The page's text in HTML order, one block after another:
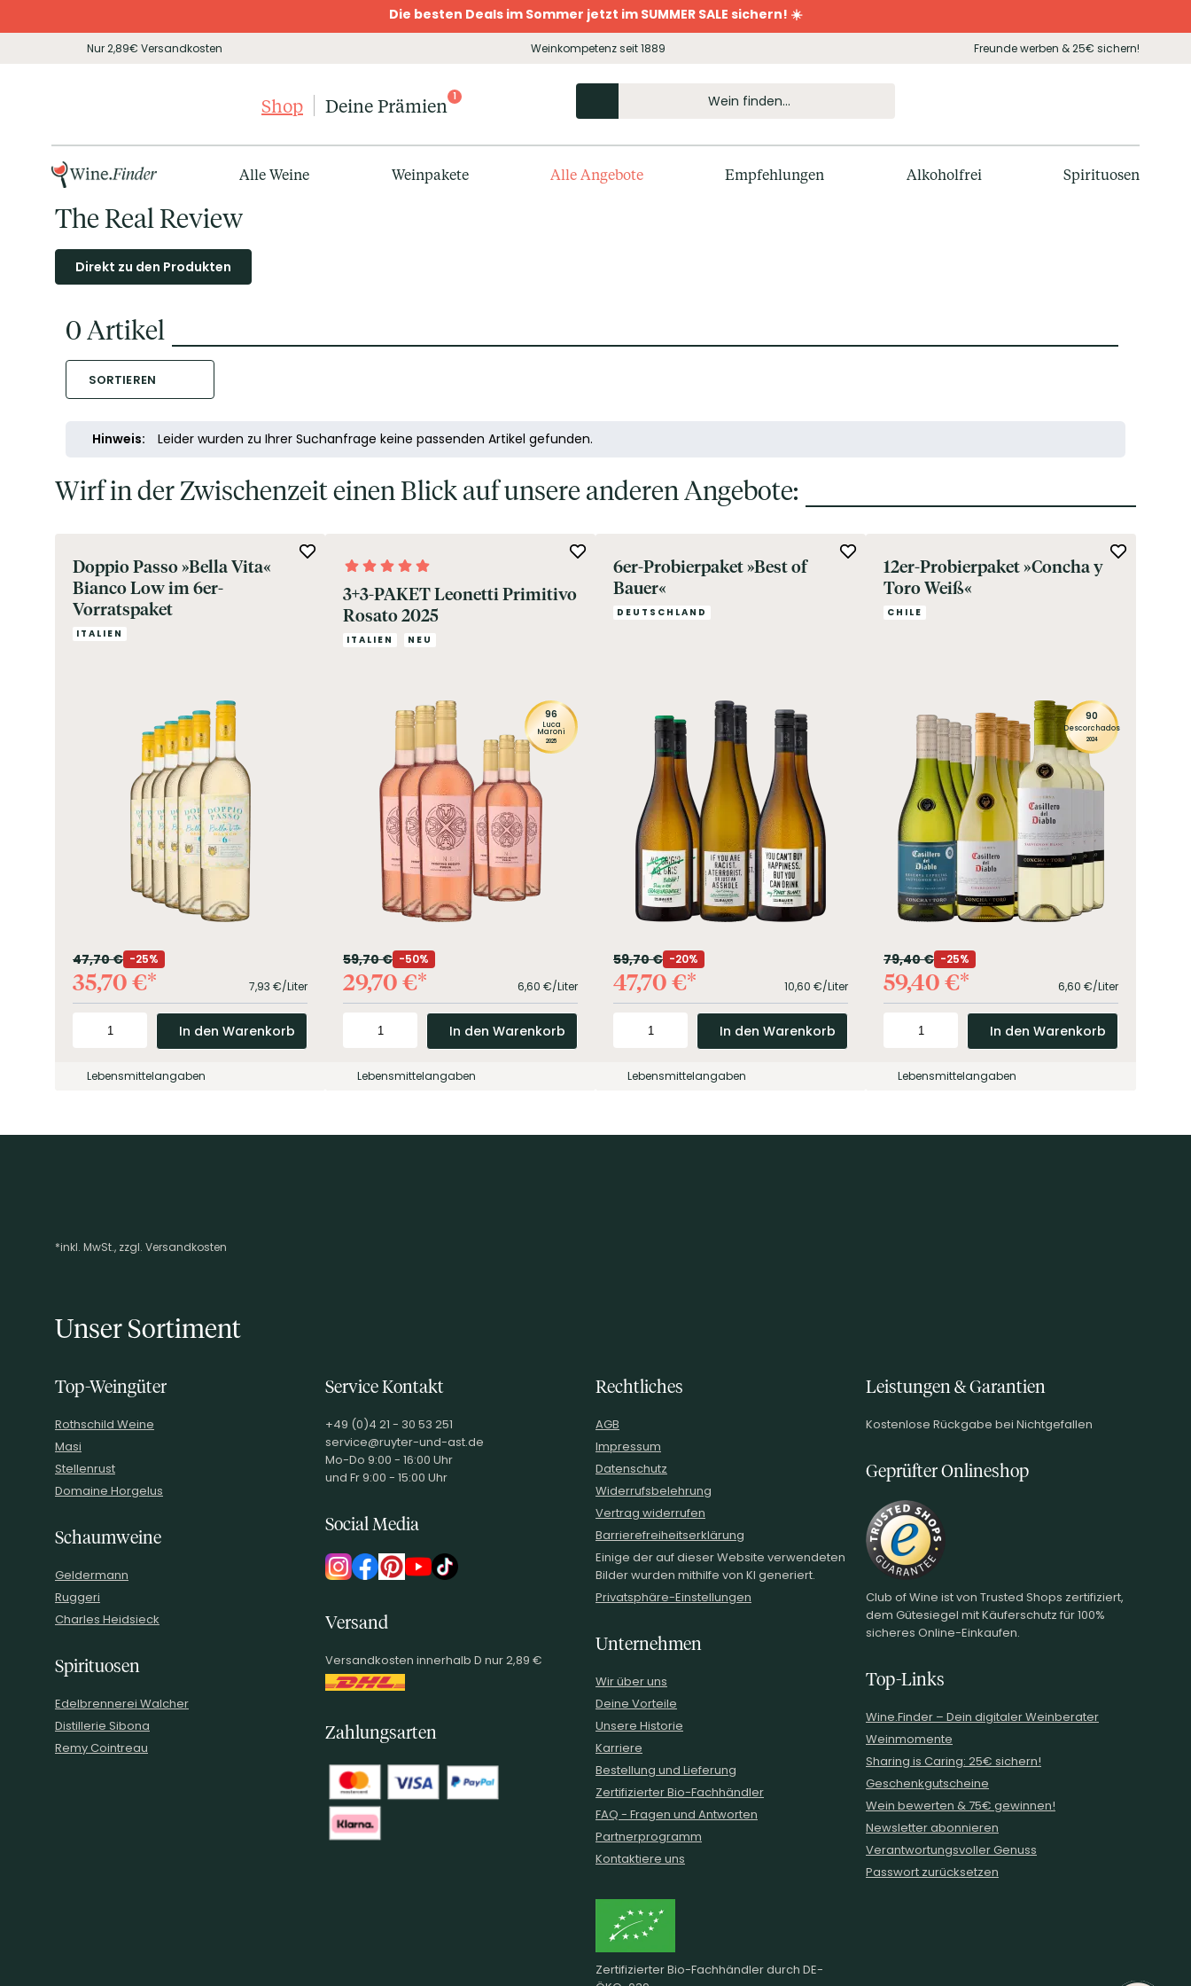
Die besten Deals im Sommer jetzt im SUMMER SALE sichern! ☀️
Nur 2,89€ Versandkosten Weinkompetenz seit 1889 Freunde werben & 25€ sichern!
Shop Deine Prämien 1
Alle Weine Weinpakete Alle Angebote Empfehlungen Alkoholfrei Spirituosen
The Real Review
Direkt zu den Produkten
0 Artikel
SORTIEREN
Hinweis: Leider wurden zu Ihrer Suchanfrage keine passenden Artikel gefunden.
Wirf in der Zwischenzeit einen Blick auf unsere anderen Angebote:
Doppio Passo »Bella Vita«
Bianco Low im 6er-
Vorratspaket
ITALIEN
7,93 €/Liter
47,70€ 25%
35,70€
In den Warenkorb
Lebensmittelangaben
3+3-PAKET Leonetti Primitivo
Rosato 2025
ITALIEN NEU
96
Luca
Maroni
2025
6,60 €/Liter
59,70€ 50%
29,70€
In den Warenkorb
Lebensmittelangaben
6er-Probierpaket »Best of
Bauer«
DEUTSCHLAND
10,60 €/Liter
59,70€ 20%
47,70€
In den Warenkorb
Lebensmittelangaben
12er-Probierpaket »Concha y
Toro Weiß«
CHILE
90
Descorchados
2024
6,60 €/Liter
79,40€ 25%
59,40€
In den Warenkorb
Lebensmittelangaben
Footer-Menü
*inkl. MwSt., zzgl. Versandkosten
Unser Sortiment
Top-Weingüter
Rothschild Weine
Masi
Stellenrust
Domaine Horgelus
Schaumweine
Geldermann
Ruggeri
Charles Heidsieck
Spirituosen
Edelbrennerei Walcher
Distillerie Sibona
Remy Cointreau
Service Kontakt
+49 (0)4 21 - 30 53 251
service@ruyter-und-ast.de
Mo-Do 9:00 - 16:00 Uhr
und Fr 9:00 - 15:00 Uhr
Social Media
Versand
Versandkosten innerhalb D nur 2,89 €
Zahlungsarten
Rechtliches
AGB
Impressum
Datenschutz
Widerrufsbelehrung
Vertrag widerrufen
Barrierefreiheitserklärung
Einige der auf dieser Website verwendeten
Bilder wurden mithilfe von KI generiert.
Privatsphäre-Einstellungen
Unternehmen
Wir über uns
Deine Vorteile
Unsere Historie
Karriere
Bestellung und Lieferung
Zertifizierter Bio-Fachhändler
FAQ - Fragen und Antworten
Partnerprogramm
Kontaktiere uns
Zertifizierter Bio-Fachhändler durch DE-
Leistungen & Garantien
Kostenlose Rückgabe bei Nichtgefallen
Geprüfter Onlineshop
Club of Wine ist von Trusted Shops zertifiziert,
dem Gütesiegel mit Käuferschutz für 100%
sicheres Online-Einkaufen.
Top-Links
Wine.Finder – Dein digitaler Weinberater
Weinmomente
Sharing is Caring: 25€ sichern!
Geschenkgutscheine
Wein bewerten & 75€ gewinnen!
Newsletter abonnieren
Verantwortungsvoller Genuss
Passwort zurücksetzen